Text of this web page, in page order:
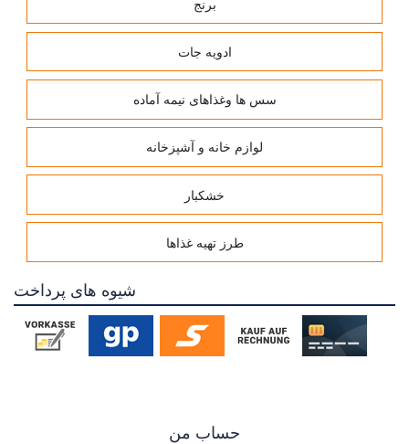
برنج
ادویه جات
سس ها وغذاهای نیمه آماده
لوازم خانه و آشپزخانه
خشکبار
طرز تهیه غذاها
شیوه های پرداخت
حساب من